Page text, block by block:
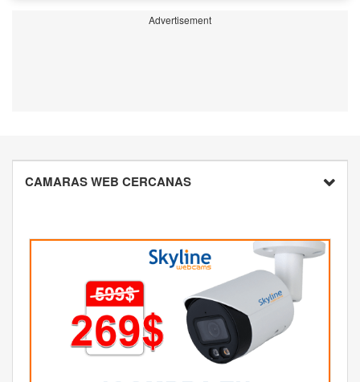
Advertisement
CAMARAS WEB CERCANAS